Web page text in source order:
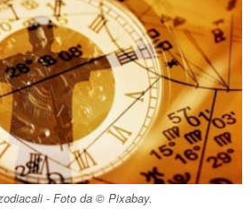
- Foto da © Pixabay.